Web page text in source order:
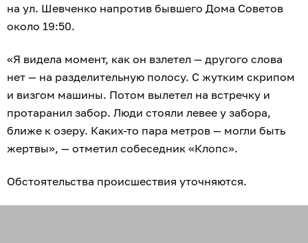
на ул. Шевченко напротив бывшего Дома Советов
около 19:50.
«Я видела момент, как он взлетел — другого слова
нет — на разделительную полосу. С жутким скрипом
и визгом машины. Потом вылетел на встречку и
протаранил забор. Люди стояли левее у забора,
ближе к озеру. Каких-то пара метров — могли быть
жертвы», — отметил собеседник «Клопс».
Обстоятельства происшествия уточняются.